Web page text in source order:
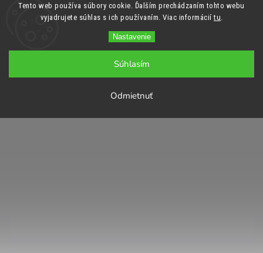
Tento web používa súbory cookie. Ďalším prechádzaním tohto webu
vyjadrujete súhlas s ich používaním. Viac informáciítu
Nastavenie
Odmietnuť
Súhlasím